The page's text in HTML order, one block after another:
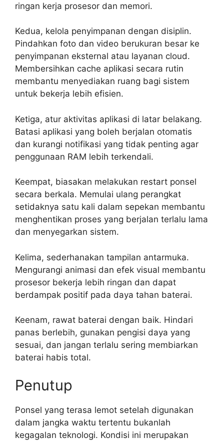
ringan kerja prosesor dan memori.
Kedua, kelola penyimpanan dengan disiplin.
Pindahkan foto dan video berukuran besar ke
penyimpanan eksternal atau layanan cloud.
Membersihkan cache aplikasi secara rutin
membantu menyediakan ruang bagi sistem
untuk bekerja lebih efisien.
Ketiga, atur aktivitas aplikasi di latar belakang.
Batasi aplikasi yang boleh berjalan otomatis
dan kurangi notifikasi yang tidak penting agar
penggunaan RAM lebih terkendali.
Keempat, biasakan melakukan restart ponsel
secara berkala. Memulai ulang perangkat
setidaknya satu kali dalam sepekan membantu
menghentikan proses yang berjalan terlalu lama
dan menyegarkan sistem.
Kelima, sederhanakan tampilan antarmuka.
Mengurangi animasi dan efek visual membantu
prosesor bekerja lebih ringan dan dapat
berdampak positif pada daya tahan baterai.
Keenam, rawat baterai dengan baik. Hindari
panas berlebih, gunakan pengisi daya yang
sesuai, dan jangan terlalu sering membiarkan
baterai habis total.
Penutup
Ponsel yang terasa lemot setelah digunakan
dalam jangka waktu tertentu bukanlah
kegagalan teknologi. Kondisi ini merupakan